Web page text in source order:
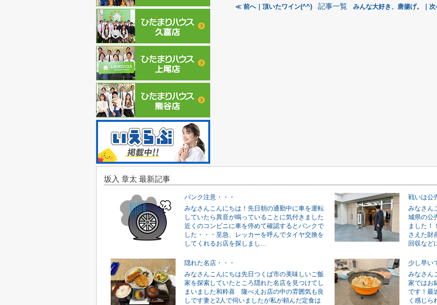
≪ 前へ｜頂いたワイン(^^) 記事一覧 みんな大好き、唐揚げ。｜
坂入 章太 最新記事
パンク注意・・・
みなさんこんにちは！先日朝の通勤中に車を運転
していたら異音が鳴っていることに気付きました
近くのコンビニに車を停めて確認するとパンクで
した・・・至急、レッカーを呼んでタイヤ交換を
してくれるお店を探しまし...
戦いは公
みなさん
城県の公
ました！
さえた財
回収など
隠れた名店・・・
みなさんこんにちは先日つくば市の美味しいご飯
家を探索していたところ隠れた名店を見つけてし
まいました和粋喜 隆べえお店の中の雰囲気も良
しです妻と2人で伺いましたが私が頼んだ定食は
少し早い
みなさん
家ではお
です！最
く感じら